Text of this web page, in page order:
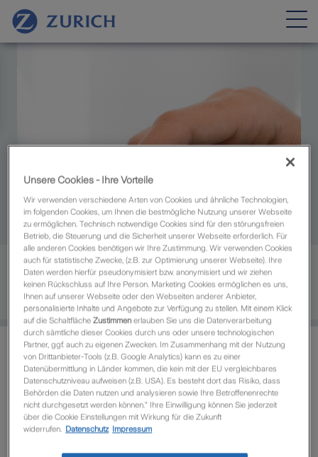
Zurich Angebotssoftware (ZAS)
Zurich Maklerweb
Tarifrechner ZAS
Zurich Angebotssoftware (ZAS)
Unsere Cookies - Ihre Vorteile
Wir verwenden verschiedene Arten von Cookies und ähnliche Technologien,
im folgenden Cookies, um Ihnen die bestmögliche Nutzung unserer Webseite
zu ermöglichen. Technisch notwendige Cookies sind für den störungsfreien
Betrieb, die Steuerung und die Sicherheit unserer Webseite erforderlich. Für
alle anderen Cookies benötigen wir Ihre Zustimmung. Wir verwenden Cookies
auch für statistische Zwecke, (z.B. zur Optimierung unserer Webseite). Ihre
Daten werden hierfür pseudonymisiert bzw. anonymisiert und wir ziehen
keinen Rückschluss auf Ihre Person. Marketing Cookies ermöglichen es uns,
Ihnen auf unserer Webseite oder den Webseiten anderer Anbieter,
personalisierte Inhalte und Angebote zur Verfügung zu stellen. Mit einem Klick
auf die SchaltflächeZustimmenerlauben Sie uns die Datenverarbeitung
durch sämtliche dieser Cookies durch uns oder unsere technologischen
Partner, ggf. auch zu eigenen Zwecken. Im Zusammenhang mit der Nutzung
von Drittanbieter-Tools (z.B. Google Analytics) kann es zu einer
Datenübermittlung in Länder kommen, die kein mit der EU vergleichbares
Datenschutzniveau aufweisen (z.B. USA). Es besteht dort das Risiko, dass
Behörden die Daten nutzen und analysieren sowie Ihre Betroffenenrechte
nicht durchgesetzt werden können.“ Ihre Einwilligung können Sie jederzeit
über die Cookie Einstellungen mit Wirkung für die Zukunft
widerrufen.
Datenschutz Impressum